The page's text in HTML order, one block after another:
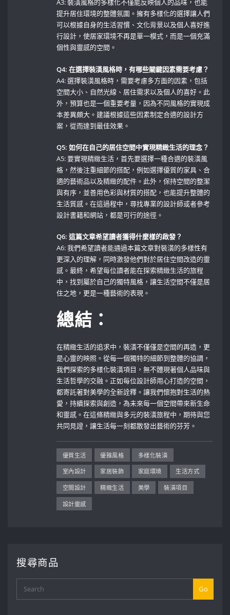
A3: 裝潢風格的多樣化不僅能反映個人的品味，也能
提升居住環境的整體氛圍。擁有多樣化的選擇讓人們
可以根據自身的生活習慣、文化背景以及個人喜好進
行設計，使居家環境不再是單一模式，而是一個充滿
個性與靈感的空間。
Q4: 在選擇裝潢風格時，有哪些關鍵因素需要考慮？
A4: 選擇裝潢風格時，需要考慮多方面的因素，包括
空間大小、自然光線、居住需求以及個人的喜好。此
外，預算也是一個重要考量，因為不同風格的實現成
本差異頗大。建議根據這些因素制定合適的設計方
案，從而達到最佳效果。
Q5: 如何在自己的居住空間中實現精緻生活的理念？
A5: 要實現精緻生活，首先要選擇一種合適的裝潢風
格，然後注重細節的搭配，例如選擇優質的家具、合
適的藝術品以及精緻的配件。此外，保持空間的整潔
與有序，並善用色彩與材質的搭配，也能提升整體的
生活質感。在這過程中，尋找專業的設計師或者參考
設計書籍和網站，都是可行的途徑。
Q6: 這篇文章希望讀者獲得什麼樣的啟發？
A6: 我們希望讀者能通過本篇文章對裝潢的多樣性有
更深入的理解，同時激發他們對於居住空間改造的靈
感。最終，希望每位讀者能在探索精緻生活的旅程
中，找到屬於自己的獨特風格，讓生活空間不僅是居
住之地，更是一種藝術的表現。 ​
總結：
在精緻生活的追求中，裝潢不僅僅是空間的再造，更
是心靈的映照。從每一個獨特的細節到整體的協調，
我們探索的多樣化裝潢項目，無不體現著個人品味與
生活哲學的交融。正如每位設計師用心打造的空間，
都寄託著對美學的全新詮釋。讓我們懷抱對生活的熱
愛，持續探索與創造，為未來每一個空間帶來新生命
和靈感。在這條精緻與多元的裝潢旅程中，期待與您
共同見證，讓生活每一刻都散發出藝術的芬芳。
優質生活 優雅風格 多樣化裝潢
室內設計 家居裝飾 家庭環境 生活方式
空間設計 精緻生活 美學 裝潢項目
設計靈感
搜尋商品
Go